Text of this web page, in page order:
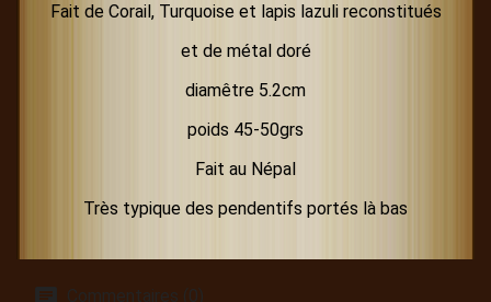
Fait de Corail, Turquoise et lapis lazuli reconstitués
et de métal doré
diamêtre 5.2cm
poids 45-50grs
Fait au Népal
Très typique des pendentifs portés là bas
Commentaires (0)